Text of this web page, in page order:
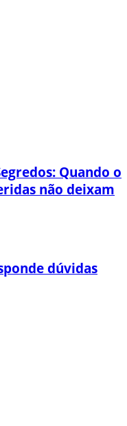
Quando o
não deixam
dúvidas